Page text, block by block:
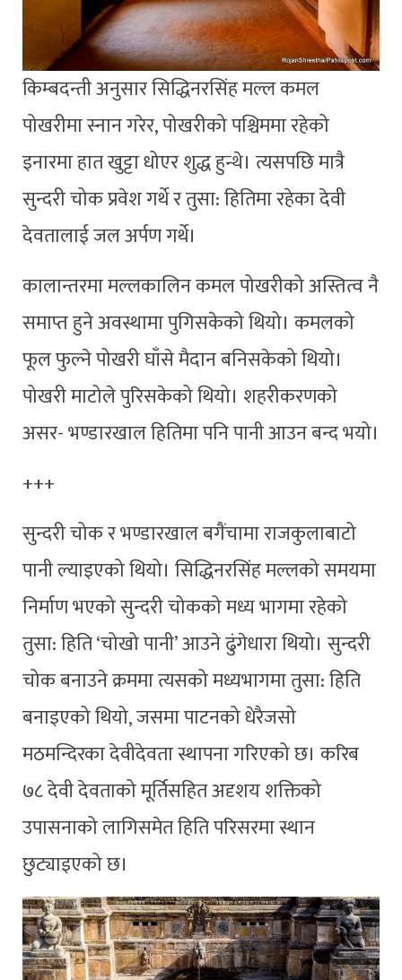
किम्बदन्ती अनुसार सिद्धिनरसिंह मल्ल कमल
पोखरीमा स्नान गरेर, पोखरीको पश्चिममा रहेको
इनारमा हात खुट्टा धोएर शुद्ध हुन्थे। त्यसपछि मात्रै
सुन्दरी चोक प्रवेश गर्थे र तुसा: हितिमा रहेका देवी
देवतालाई जल अर्पण गर्थे।
कालान्तरमा मल्लकालिन कमल पोखरीको अस्तित्व नै
समाप्त हुने अवस्थामा पुगिसकेको थियो। कमलको
फूल फुल्ने पोखरी घाँसे मैदान बनिसकेको थियो।
पोखरी माटोले पुरिसकेको थियो। शहरीकरणको
असर- भण्डारखाल हितिमा पनि पानी आउन बन्द भयो।
+++
सुन्दरी चोक र भण्डारखाल बगैंचामा राजकुलाबाटो
पानी ल्याइएको थियो। सिद्धिनरसिंह मल्लको समयमा
निर्माण भएको सुन्दरी चोकको मध्य भागमा रहेको
तुसा: हिति ‘चोखो पानी’ आउने ढुंगेधारा थियो। सुन्दरी
चोक बनाउने क्रममा त्यसको मध्यभागमा तुसा: हिति
बनाइएको थियो, जसमा पाटनको धेरैजसो
मठमन्दिरका देवीदेवता स्थापना गरिएको छ। करिब
७८ देवी देवताको मूर्तिसहित अदृशय शक्तिको
उपासनाको लागिसमेत हिति परिसरमा स्थान
छुट्याइएको छ।